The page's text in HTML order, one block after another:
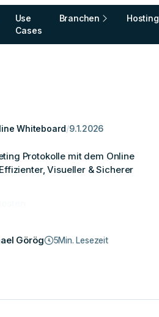
Use
Cases
Branchen Hosting
Whiteboard/9.1.2026
Protokolle mit dem Online
Visueller & Sicherer
Görög 5Min. Lesezeit